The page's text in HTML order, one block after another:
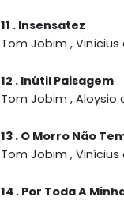
11 . Insensatez
Tom Jobim , Vinícius
12 . Inútil Paisagem
Tom Jobim , Aloysio
13 . O Morro Não
Tom Jobim , Vinícius
14 . Por Toda A